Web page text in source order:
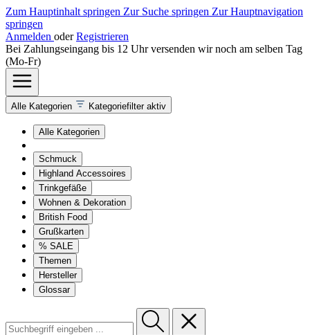
Zum Hauptinhalt springen Zur Suche springen Zur Hauptnavigation
springen
Anmelden oder Registrieren
Bei Zahlungseingang bis 12 Uhr versenden wir noch am selben Tag
(Mo-Fr)
Alle Kategorien Kategoriefilter aktiv
Alle Kategorien
Schmuck
Highland Accessoires
Trinkgefäße
Wohnen & Dekoration
British Food
Grußkarten
% SALE
Themen
Hersteller
Glossar